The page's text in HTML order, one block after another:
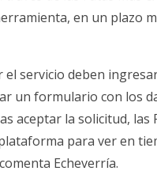
en un plazo
el servicio deben
un formulario con los
aceptar la solicitud, las
para ver en
Echeverría.